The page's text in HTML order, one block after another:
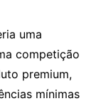
uma
competição
premium,
mínimas